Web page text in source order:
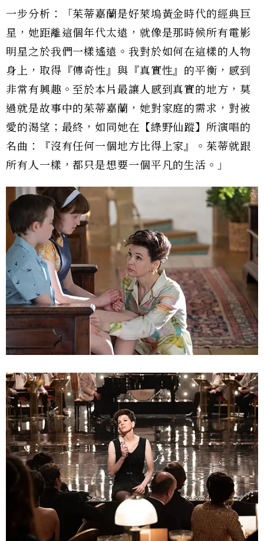
一步分析：「茱蒂嘉蘭是好萊塢黃金時代的經典巨
星，她距離這個年代太遠，就像是那時候所有電影
明星之於我們一樣遙遠。我對於如何在這樣的人物
身上，取得『傳奇性』與『真實性』的平衡，感到
非常有興趣。至於本片最讓人感到真實的地方，莫
過就是故事中的茱蒂嘉蘭，她對家庭的需求，對被
愛的渴望；最終，如同她在【綠野仙蹤】所演唱的
名曲：『沒有任何一個地方比得上家』。茱蒂就跟
所有人一樣，都只是想要一個平凡的生活。」